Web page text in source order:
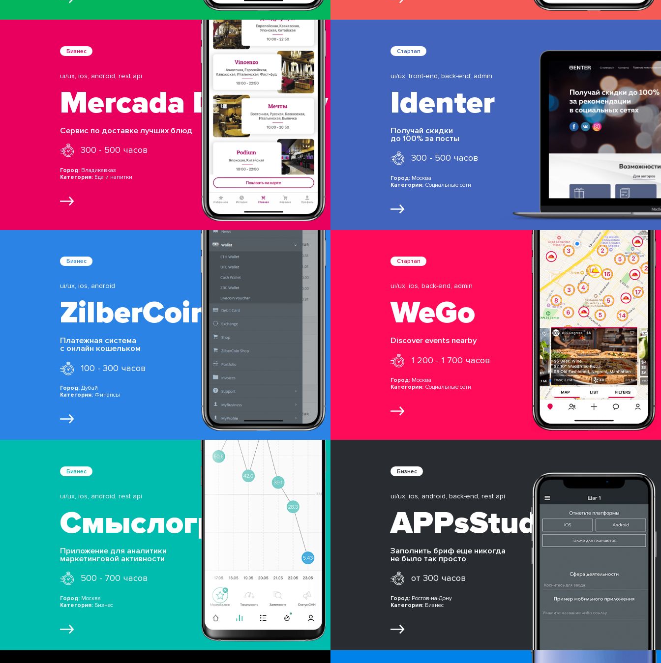
Бизнес
ui/ux, ios, android, rest api
Mercada Devlivery
Сервис по доставке лучших блюд
300 - 500 часов
Город: Владикавказ
Категория: Еда и напитки
Стартап
ui/ux, front-end, back-end, admin
Identer
Получай скидки
до 100% за посты
300 - 500 часов
Город: Москва
Категория: Социальные сети
Бизнес
ui/ux, ios, android
ZilberCoin
Платежная система
c онлайн кошельком
100 - 300 часов
Город: Дубай
Категория: Финансы
Стартап
ui/ux, ios, back-end, admin
WeGo
Discover events nearby
1 200 - 1 700 часов
Город: Москва
Категория: Социальные сети
Бизнес
ui/ux, ios, android, rest api
Смыслография
Приложение для аналитики
маркетинговой активности
500 - 700 часов
Город: Москва
Категория: Бизнес
Бизнес
ui/ux, ios, android, back-end, rest api
APPsStudio
Заполнить бриф еще никогда
не было так просто
от 300 часов
Город: Ростов-на-Дону
Категория: Бизнес